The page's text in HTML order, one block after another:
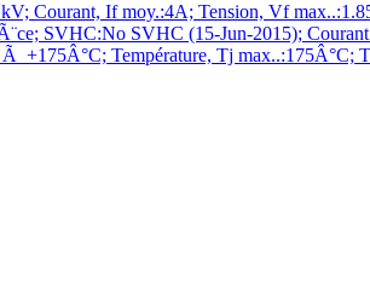
If moy.:4A; Tension, Vf
SVHC:No SVHC (15-Jun-2015);
+175Â°C; Température, Tj max..:175Â°C;